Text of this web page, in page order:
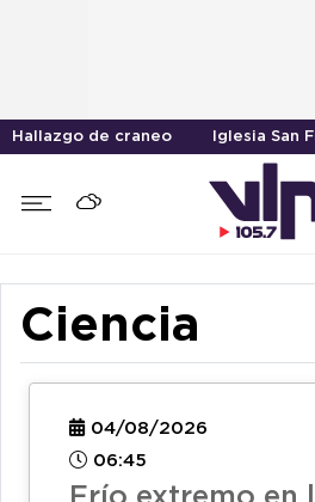
Hallazgo de craneo Iglesia San
Ciencia
04/08/2026
06:45